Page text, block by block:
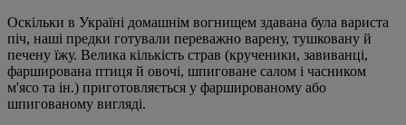
Оскільки в Україні домашнім вогнищем здавана була вариста
піч, наші предки готували переважно варену, тушковану й
печену їжу. Велика кількість страв (крученики, завиванці,
фарширована птиця й овочі, шпиговане салом і часником
м'ясо та ін.) приготовляється у фаршированому або
шпигованому вигляді.